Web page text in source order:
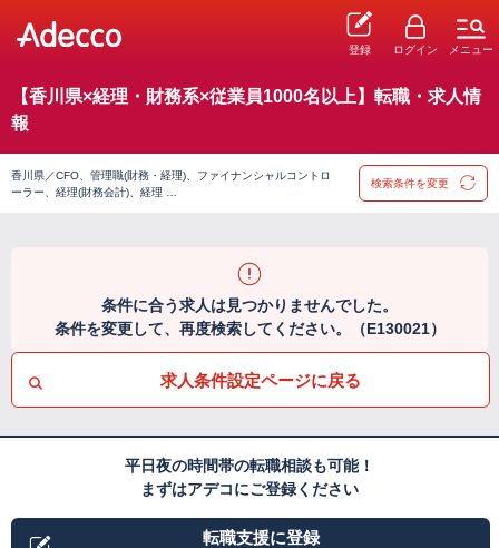
登録 ログイン メニュー
【香川県×経理・財務系×従業員1000名以上】転職・求人情
報
香川県／CFO、管理職(財務・経理)、ファイナンシャルコントロ
ーラー、経理(財務会計)、経理 …
検索条件を変更
条件に合う求人は見つかりませんでした。
条件を変更して、再度検索してください。（E130021）
求人条件設定ページに戻る
平日夜の時間帯の転職相談も可能！
まずはアデコにご登録ください
転職支援に登録